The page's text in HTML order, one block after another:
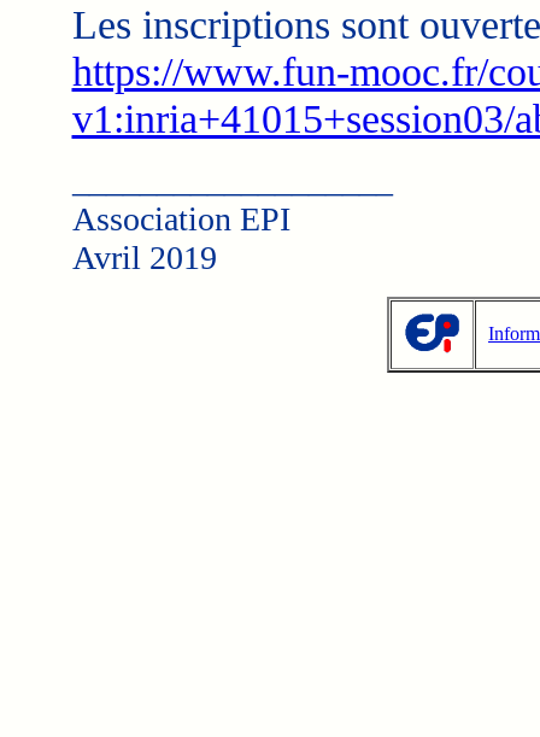
Les inscriptions sont
https://www.fun-mooc.fr/
v1:inria+41015+session03/
Association EPI
Avril 2019